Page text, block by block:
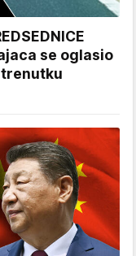
se oglasio
trenutku